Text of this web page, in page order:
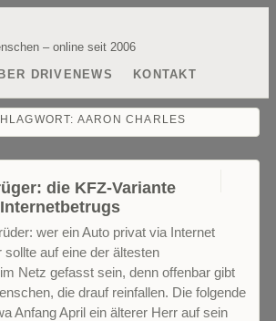
– online seit 2006
DRIVENEWS KONTAKT
AARON CHARLES
die KFZ-Variante
wer ein Auto privat via Internet
auf eine der ältesten
Netz gefasst sein, denn offenbar gibt
die drauf reinfallen. Die folgende
Anfang April ein älterer Herr auf sein